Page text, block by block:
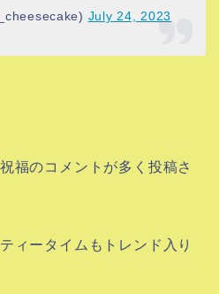
July 24, 2023
福のコメントが多く投稿さ
ィータイムもトレンド入り